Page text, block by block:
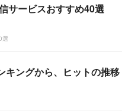
サービスおすすめ40選
選
キングから、ヒットの推移